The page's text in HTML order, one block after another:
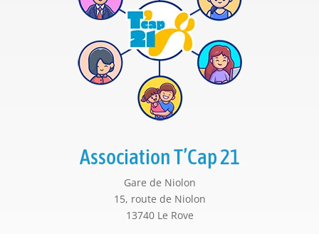
Association T’Cap 21
Gare de Niolon
15, route de Niolon
13740 Le Rove